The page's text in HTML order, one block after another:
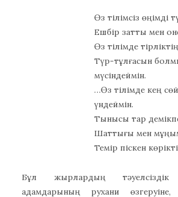
Өз тілімсіз өңімді
Ешбір затты мен
Өз тілімде
Түр-тұлғасын
мүсіндеймін.
…Өз тілімде кең
үндеймін.
Тынысы тар
Шаттығы мен
Темір піскен
Бұл жырлардың
адамдарының рухани